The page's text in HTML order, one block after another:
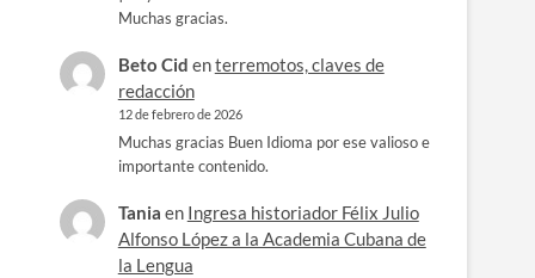
Muchas gracias.
Beto Cid enterremotos, claves de
redacción
12 de febrero de 2026
Muchas gracias Buen Idioma por ese valioso e
importante contenido.
Tania en Ingresa historiador Félix Julio
Alfonso López a la Academia Cubana de
la Lengua